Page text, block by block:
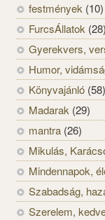
festmények (10)
FurcsÁllatok (28)
Gyerekvers,
Humor,
Könyvajánló (58)
Madarak (29)
mantra (26)
Mikulás,
Mindennapok,
Szabadság,
Szerelem,